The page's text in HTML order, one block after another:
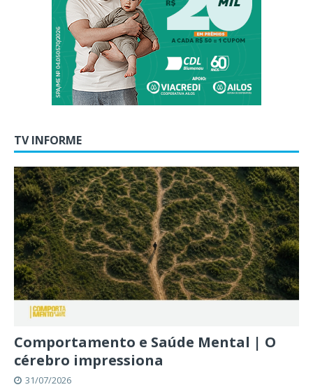
TV INFORME
Comportamento e Saúde Mental | O
cérebro impressiona
31/07/2026